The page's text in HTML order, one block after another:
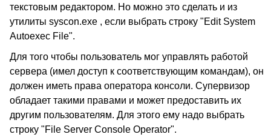
текстовым редактором. Но можно это сделать и из
утилиты syscon.exe , если выбрать строку "Edit System
Autoexec File".
Для того чтобы пользователь мог управлять работой
сервера (имел доступ к соответствующим командам), он
должен иметь права оператора консоли. Супервизор
обладает такими правами и может предоставить их
другим пользователям. Для этого ему надо выбрать
строку "File Server Console Operator".